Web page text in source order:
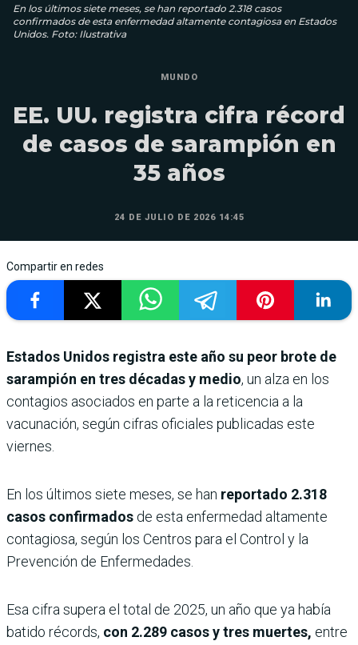
En los últimos siete meses, se han reportado 2.318 casos
confirmados de esta enfermedad altamente contagiosa en Estados
Unidos. Foto: Ilustrativa
MUNDO
EE. UU. registra cifra récord
de casos de sarampión en
35 años
24 DE JULIO DE 2026 14:45
Compartir en redes
Estados Unidos registra este año su peor brote de
sarampión en tres décadas y medio, un alza en los
contagios asociados en parte a la reticencia a la
vacunación, según cifras oficiales publicadas este
viernes.
En los últimos siete meses, se han reportado 2.318
casos confirmados de esta enfermedad altamente
contagiosa, según los Centros para el Control y la
Prevención de Enfermedades.
Esa cifra supera el total de 2025, un año que ya había
batido récords, con 2.289 casos y tres muertes, entre